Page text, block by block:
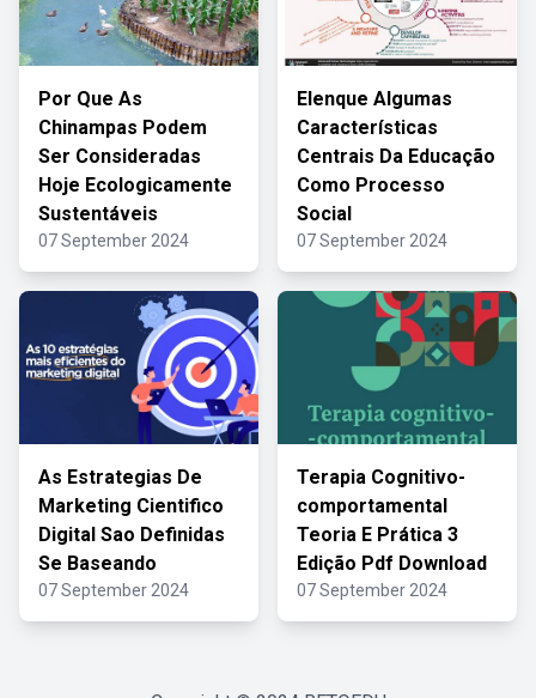
Por Que As
Chinampas Podem
Ser Consideradas
Hoje Ecologicamente
Sustentáveis
07 September 2024
Elenque Algumas
Características
Centrais Da Educação
Como Processo
Social
07 September 2024
As Estrategias De
Marketing Cientifico
Digital Sao Definidas
Se Baseando
07 September 2024
Terapia Cognitivo-
comportamental
Teoria E Prática 3
Edição Pdf Download
07 September 2024